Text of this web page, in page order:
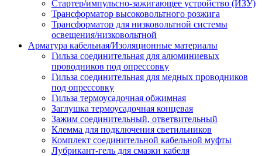
Стартер/импульсно-зажигающее устройство (ИЗУ)
Трансформатор высоковольтного розжига
Трансформатор для низковольтной системы
освещения/низковольтной
Арматура кабельная/Изоляционные материалы
Гильза соединительная для алюминиевых
проводников под опрессовку
Гильза соединительная для медных проводников
под опрессовку
Гильза термоусадочная обжимная
Заглушка термоусадочная концевая
Зажим соединительный, ответвительный
Клемма для подключения светильников
Комплект соединительной кабельной муфты
Лубрикант-гель для смазки кабеля